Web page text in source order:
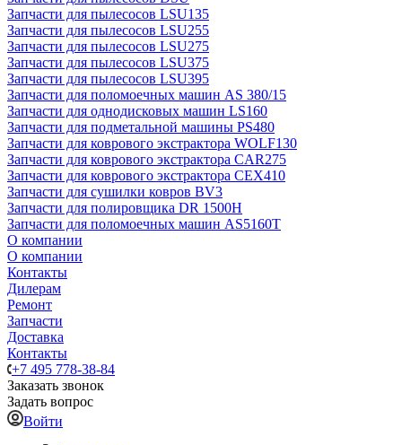
Запчасти для пылесосов LSU135
Запчасти для пылесосов LSU255
Запчасти для пылесосов LSU275
Запчасти для пылесосов LSU375
Запчасти для пылесосов LSU395
Запчасти для поломоечных машин AS 380/15
Запчасти для однодисковых машин LS160
Запчасти для подметальной машины PS480
Запчасти для коврового экстрактора WOLF130
Запчасти для коврового экстрактора CAR275
Запчасти для коврового экстрактора CEX410
Запчасти для сушилки ковров BV3
Запчасти для полировщика DR 1500H
Запчасти для поломоечных машин AS5160T
О компании
О компании
Контакты
Дилерам
Ремонт
Запчасти
Доставка
Контакты
+7 495 778-38-84
Заказать звонок
Задать вопрос
Войти